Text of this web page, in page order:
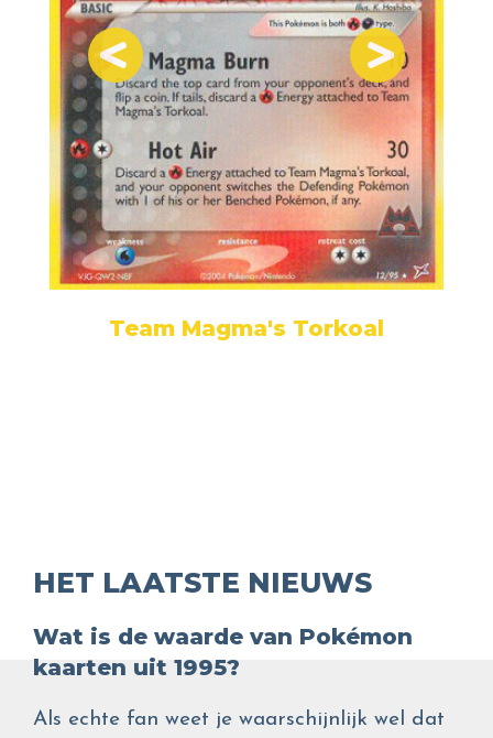
Team Magma's Torkoal
HET LAATSTE NIEUWS
Wat is de waarde van Pokémon
kaarten uit 1995?
Als echte fan weet je waarschijnlijk wel dat